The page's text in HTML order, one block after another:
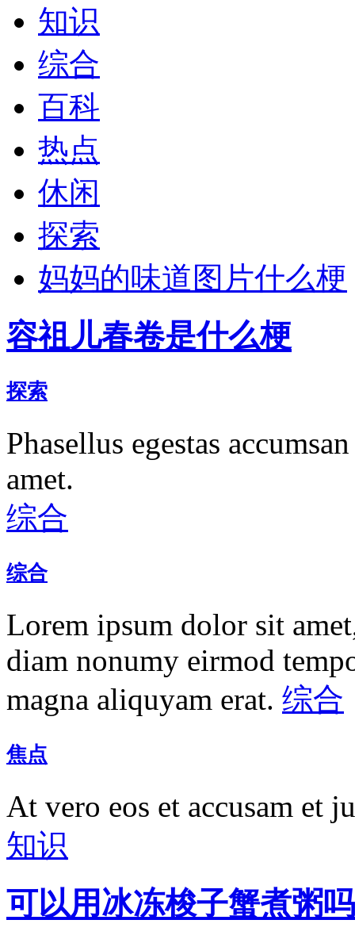
知识
综合
百科
热点
休闲
探索
妈妈的味道图片什么梗
容祖儿春卷是什么梗
探索
Phasellus egestas
amet.
综合
综合
Lorem ipsum dolor sit
diam nonumy eirmod
magna aliquyam erat. 综合
焦点
At vero eos et accusam et
知识
可以用冰冻梭子蟹煮粥吗